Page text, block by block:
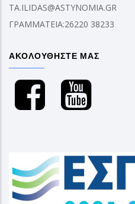
TA.ILIDAS@ASTYNOMIA.GR
ΓΡΑΜΜΑΤΕΙΑ:26220 38233
ΑΚΟΛΟΥΘΗΣΤΕ ΜΑΣ